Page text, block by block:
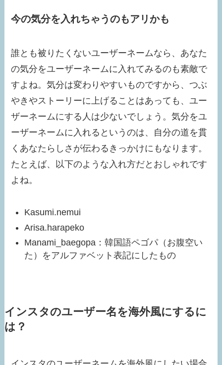
今の気分を入れちゃうのもアリかも
誰とも被りたくないユーザーネームなら、あなた
の気分をユーザーネームに入れてみるのも素敵で
すよね。気分は変わりやすいものですから、つぶ
やきやストーリーに上げることはあっても、ユー
ザーネームにする人は少ないでしょう。気分をユ
ーザーネームに入れるというのは、自分の道を貫
くあなたらしさが伝わるきっかけにもなります。
たとえば、以下のような入れ方だとおしゃれです
よね。
Kasumi.nemui
Arisa.harapeko
Manami_baegopa：韓国語ペゴパ（お腹空い
た）をアルファベット表記にしたもの
インスタのユーザー名を海外風にするに
は？